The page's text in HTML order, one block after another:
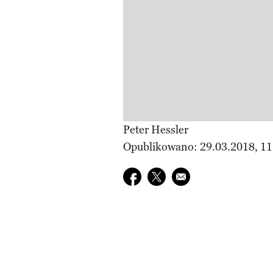
Peter Hessler
Opublikowano: 29.03.2018,
Udostępnij na facebook
Udostępnij na twitter
E-mail do przyjaciela